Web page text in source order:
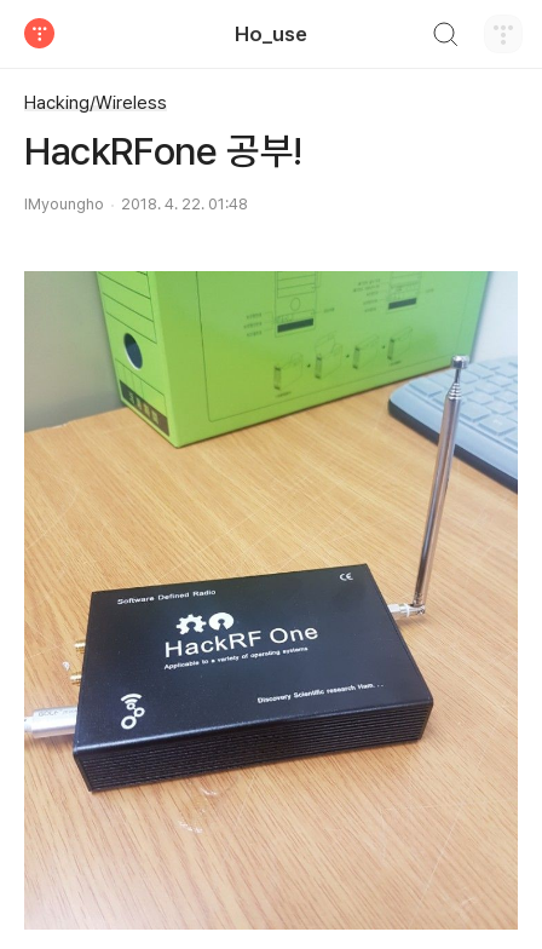
Ho_use
Hacking/Wireless
HackRFone 공부!
IMyoungho 2018. 4. 22. 01:48